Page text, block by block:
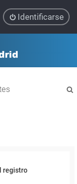
Identificarse
registro